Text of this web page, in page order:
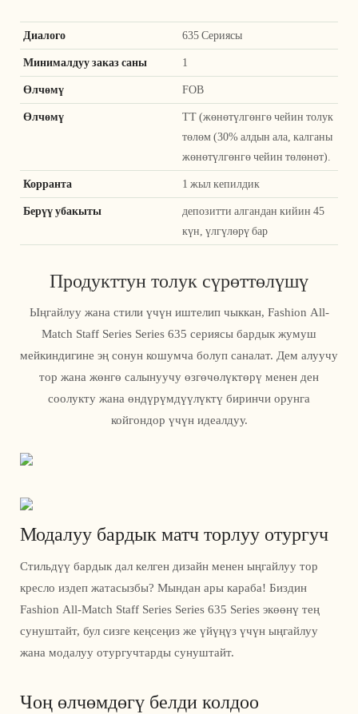
Диалого 635 Сериясы
Минималдуу заказ саны 1
Өлчөмү FOB
Өлчөмү
TT (жөнөтүлгөнгө чейин толук
төлөм (30% алдын ала, калганы
жөнөтүлгөнгө чейин төлөнөт).
Корранта 1 жыл кепилдик
Берүү убакыты
депозитти алгандан кийин 45
күн, үлгүлөрү бар
Продукттун толук сүрөттөлүшү
Ыңгайлуу жана стили үчүн иштелип чыккан, Fashion All-
Match Staff Series Series 635 сериясы бардык жумуш
мейкиндигине эң сонун кошумча болуп саналат. Дем алуучу
тор жана жөнгө салынуучу өзгөчөлүктөрү менен ден
соолукту жана өндүрүмдүүлүктү биринчи орунга
койгондор үчүн идеалдуу.
Модалуу бардык матч торлуу отургуч
Стильдүү бардык дал келген дизайн менен ыңгайлуу тор
кресло издеп жатасызбы? Мындан ары караба! Биздин
Fashion All-Match Staff Series Series 635 Series экөөнү тең
сунуштайт, бул сизге кеңсеңиз же үйүңүз үчүн ыңгайлуу
жана модалуу отургучтарды сунуштайт.
Чоң өлчөмдөгү белди колдоо